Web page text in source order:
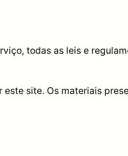
todas as leis e
site. Os materiais